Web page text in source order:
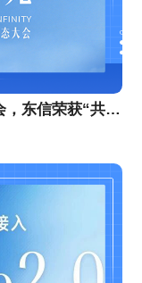
2026巨量引擎渠道合作伙伴生态大会，东信荣获“共擎奖”双项大奖